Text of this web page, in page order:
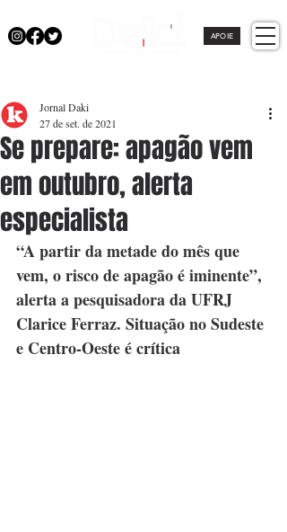
APOIE
Se prepare: apagão vem
em outubro, alerta
especialista
Jornal Daki
27 de set. de 2021
“A partir da metade do mês que
vem, o risco de apagão é iminente”,
alerta a pesquisadora da UFRJ
Clarice Ferraz. Situação no Sudeste
e Centro-Oeste é crítica